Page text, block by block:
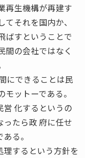
再生機構が再建す
それを国内か、
ばすということで
間の会社ではなく
にできることは民
ットーである。
営 化するというの
たら政 府に任せ
る。
するという方針を